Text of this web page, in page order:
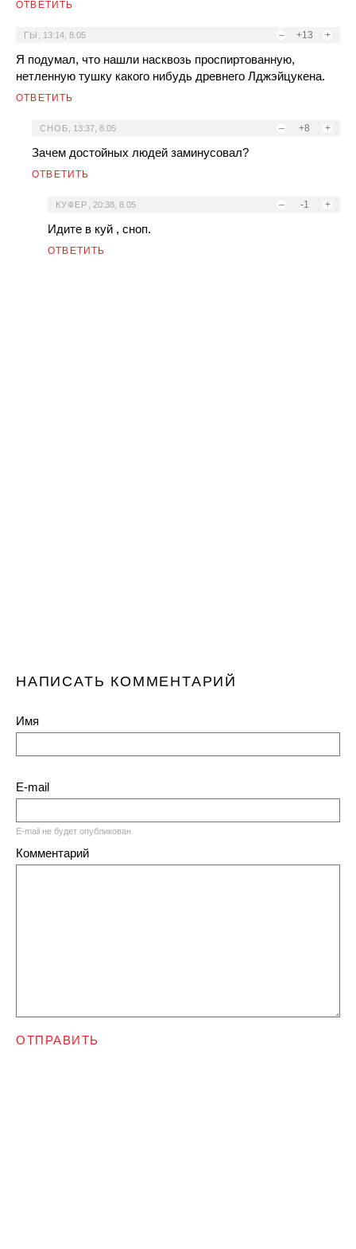
ОТВЕТИТЬ
– +13 +
ГЫ 13:14, 8.05
Я подумал, что нашли насквозь проспиртованную,
нетленную тушку какого нибудь древнего Лджэйцукена.
ОТВЕТИТЬ
– +8 +
СНОБ 13:37, 8.05
Зачем достойных людей заминусовал?
ОТВЕТИТЬ
– -1 +
КУФЕР 20:38, 8.05
Идите в куй , сноп.
ОТВЕТИТЬ
НАПИСАТЬ КОММЕНТАРИЙ
Имя
E-mail
E-mail не будет опубликован
Комментарий
ОТПРАВИТЬ